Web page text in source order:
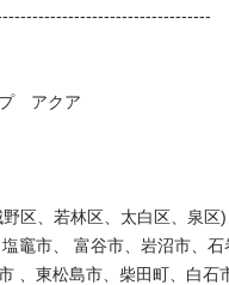
　アクア
区、若林区、太白区、泉区)
竈市、 富谷市、岩沼市、
、東松島市、柴田町、白石